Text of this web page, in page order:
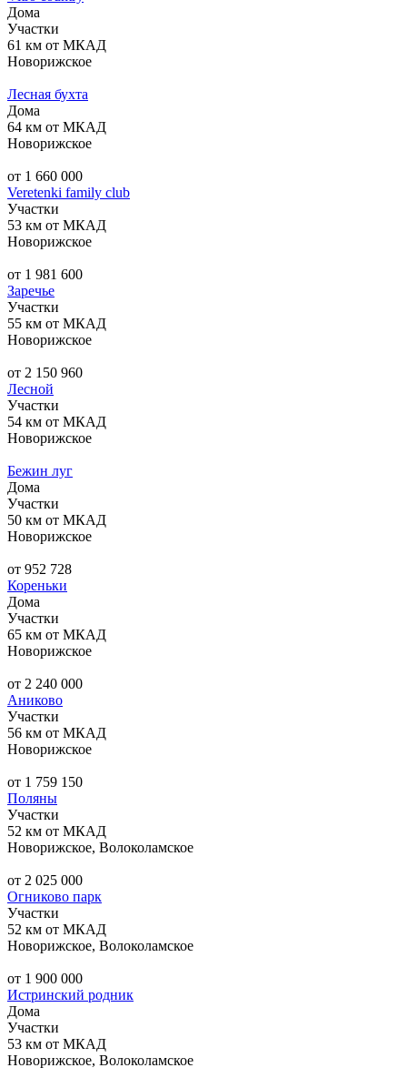
Дома
Участки
61 км от МКАД
Новорижское
Лесная бухта
Дома
64 км от МКАД
Новорижское
от 1 660 000
Veretenki family club
Участки
53 км от МКАД
Новорижское
от 1 981 600
Заречье
Участки
55 км от МКАД
Новорижское
от 2 150 960
Лесной
Участки
54 км от МКАД
Новорижское
Бежин луг
Дома
Участки
50 км от МКАД
Новорижское
от 952 728
Кореньки
Дома
Участки
65 км от МКАД
Новорижское
от 2 240 000
Аниково
Участки
56 км от МКАД
Новорижское
от 1 759 150
Поляны
Участки
52 км от МКАД
Новорижское, Волоколамское
от 2 025 000
Огниково парк
Участки
52 км от МКАД
Новорижское, Волоколамское
от 1 900 000
Истринский родник
Дома
Участки
53 км от МКАД
Новорижское, Волоколамское